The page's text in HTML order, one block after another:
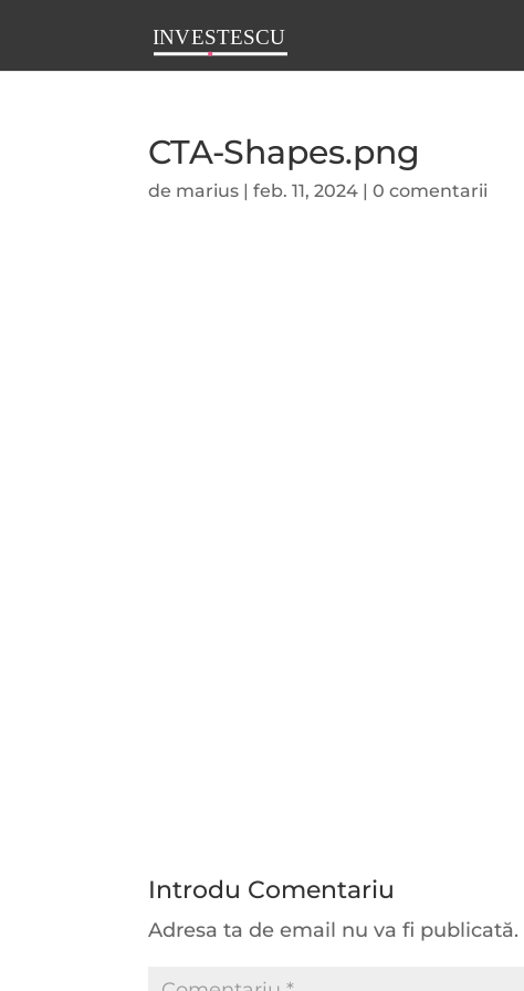
CTA-Shapes.png
de marius |feb. 11, 2024 |0 comentarii
Introdu Comentariu
Adresa ta de email nu va fi publicată.